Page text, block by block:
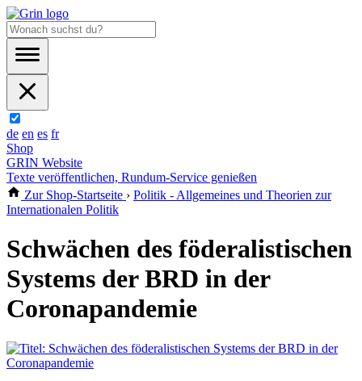
de en es fr
Shop
GRIN Website
Texte veröffentlichen, Rundum-Service genießen
Zur Shop-Startseite › Politik - Allgemeines und Theorien zur
Internationalen Politik
Schwächen des föderalistischen
Systems der BRD in der
Coronapandemie